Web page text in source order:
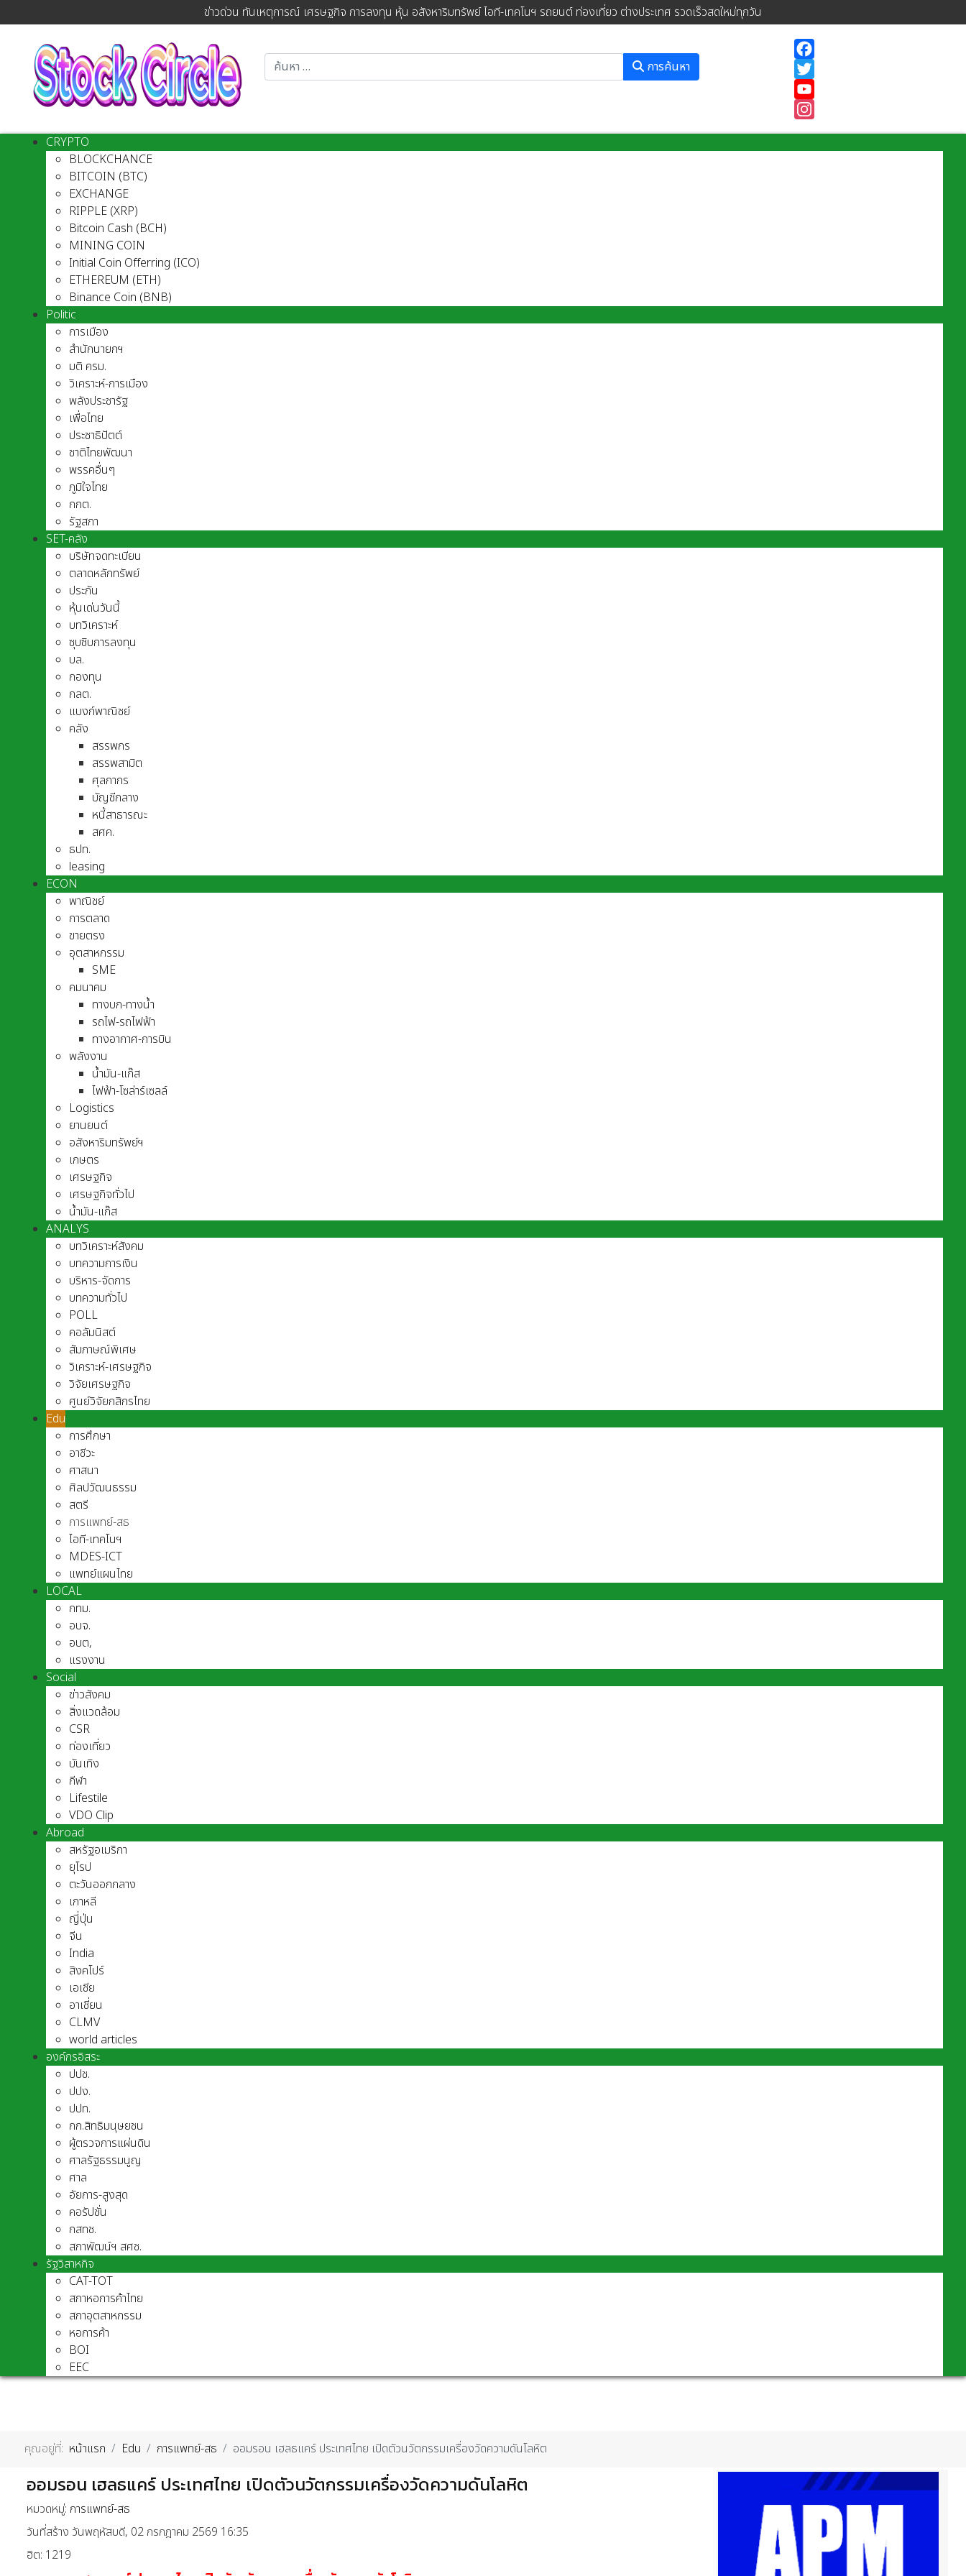
ข่าวด่วน ทันเหตุการณ์ เศรษฐกิจ การลงทุน หุ้น อสังหาริมทรัพย์ ไอที-เทคโนฯ รถยนต์ ท่องเที่ยว ต่างประเทศ รวดเร็วสดใหม่ทุกวัน
การค้นหา
Instagram
CRYPTO
BLOCKCHANCE
BITCOIN (BTC)
EXCHANGE
RIPPLE (XRP)
Bitcoin Cash (BCH)
MINING COIN
Initial Coin Offerring (ICO)
ETHEREUM (ETH)
Binance Coin (BNB)
Politic
การเมือง
สำนักนายกฯ
มติ ครม.
วิเคราะห์-การเมือง
พลังประชารัฐ
เพื่อไทย
ประชาธิปัตต์
ชาติไทยพัฒนา
พรรคอื่นๆ
ภูมิใจไทย
กกต.
รัฐสภา
SET-คลัง
บริษัทจดทะเบียน
ตลาดหลักทรัพย์
ประกัน
หุ้นเด่นวันนี้
บทวิเคราะห์
ซุบซิบการลงทุน
บล.
กองทุน
กลต.
แบงก์พาณิชย์
คลัง
สรรพกร
สรรพสามิต
ศุลกากร
บัญชีกลาง
หนี้สาธารณะ
สศค.
ธปท.
leasing
ECON
พาณิชย์
การตลาด
ขายตรง
อุตสาหกรรม
SME
คมนาคม
ทางบก-ทางน้ำ
รถไฟ-รถไฟฟ้า
ทางอากาศ-การบิน
พลังงาน
น้ำมัน-แก๊ส
ไฟฟ้า-โซล่าร์เซลล์
Logistics
ยานยนต์
อสังหาริมทรัพย์ฯ
เกษตร
เศรษฐกิจ
เศรษฐกิจทั่วไป
น้ำมัน-แก๊ส
ANALYS
บทวิเคราะห์สังคม
บทความการเงิน
บริหาร-จัดการ
บทความทั่วไป
POLL
คอลัมนิสต์
สัมภาษณ์พิเศษ
วิเคราะห์-เศรษฐกิจ
วิจัยเศรษฐกิจ
ศูนย์วิจัยกสิกรไทย
Edu
การศึกษา
อาชีวะ
ศาสนา
ศิลปวัฒนธรรม
สตรี
การแพทย์-สธ
ไอที-เทคโนฯ
MDES-ICT
แพทย์แผนไทย
LOCAL
กทม.
อบจ.
อบต,
แรงงาน
Social
ข่าวสังคม
สิ่งแวดล้อม
CSR
ท่องเที่ยว
บันเทิง
กีฬา
Lifestile
VDO Clip
Abroad
สหรัฐอเมริกา
ยุโรป
ตะวันออกกลาง
เกาหลี
ญี่ปุ่น
จีน
India
สิงคโปร์
เอเชีย
อาเชี่ยน
CLMV
world articles
องค์กรอิสระ
ปปช.
ปปง.
ปปท.
กก.สิทธิมนุษยชน
ผู้ตรวจการแผ่นดิน
ศาลรัฐธรรมนูญ
ศาล
อัยการ-สูงสุด
คอรัปชั่น
กสทช.
สภาพัฒน์ฯ สศช.
รัฐวิสาหกิจ
CAT-TOT
สภาหอการค้าไทย
สภาอุตสาหกรรม
หอการค้า
BOI
EEC
คุณอยู่ที่: หน้าแรก Edu การแพทย์-สธ ออมรอน เฮลธแคร์ ประเทศไทย เปิดตัวนวัตกรรมเครื่องวัดความดันโลหิต
ออมรอน เฮลธแคร์ ประเทศไทย เปิดตัวนวัตกรรมเครื่องวัดความดันโลหิต
หมวดหมู่: การแพทย์-สธ
วันที่สร้าง วันพฤหัสบดี, 02 กรกฎาคม 2569 16:35
ฮิต: 1219